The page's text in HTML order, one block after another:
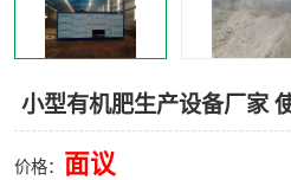
小型有机肥生产设备厂家
价格： 面议